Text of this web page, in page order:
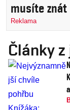
musíte znát
Reklama
Články